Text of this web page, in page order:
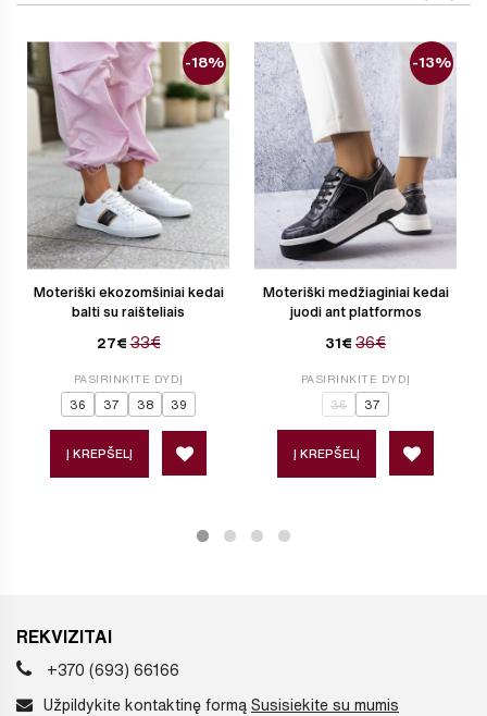
Moteriški ekozomšiniai kedai
balti su raišteliais
27€ 33€
-18%
PASIRINKITE DYDĮ
36 37 38 39
Į KREPŠELĮ
Moteriški medžiaginiai kedai
juodi ant platformos
31€ 36€
-13%
PASIRINKITE DYDĮ
36 37
Į KREPŠELĮ
REKVIZITAI
+370 (693) 66166
Užpildykite kontaktinę formą Susisiekite su mumis